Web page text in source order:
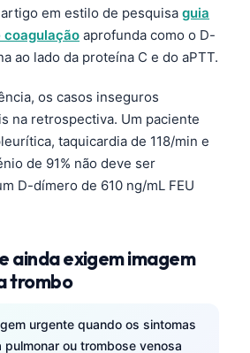
em estilo de pesquisa guia
coagulação aprofunda como o D-
ao lado da proteína C e do aPTT.
os casos inseguros
na retrospectiva. Um paciente
taquicardia de 118/min e
de 91% não deve ser
D-dímero de 610 ng/mL FEU
ainda exigem imagem
trombo
urgente quando os sintomas
pulmonar ou trombose venosa